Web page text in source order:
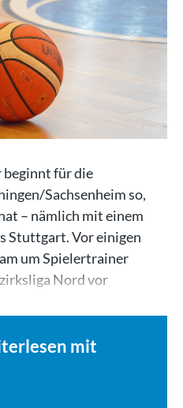
beginnt für die
Sachsenheim so,
– nämlich mit einem
Stuttgart. Vor einigen
um Spielertrainer
Nord vor
mit